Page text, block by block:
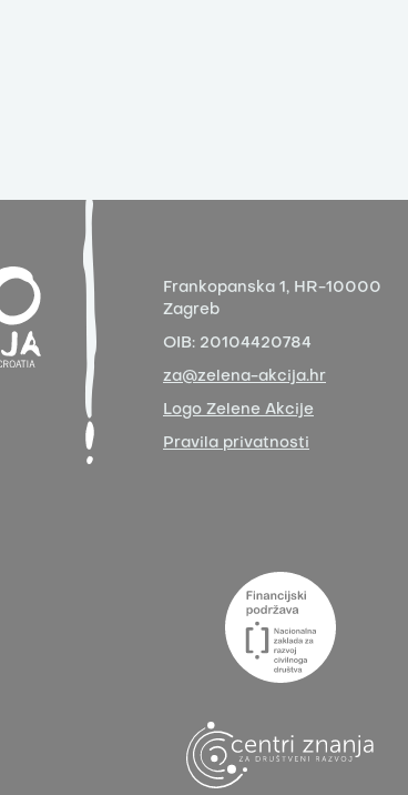
Frankopanska 1, HR-10000
Zagreb
OIB: 20104420784
za@zelena-akcija.hr
Logo Zelene Akcije
Pravila privatnosti